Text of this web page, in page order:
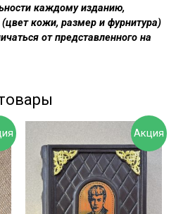
каждому изданию,
кожи, размер и фурнитура)
от представленного на
Акция